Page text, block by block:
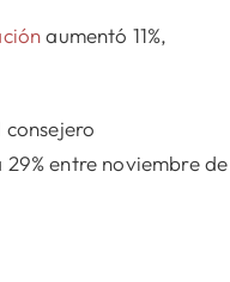
aumentó 11%,
29% entre noviembre de